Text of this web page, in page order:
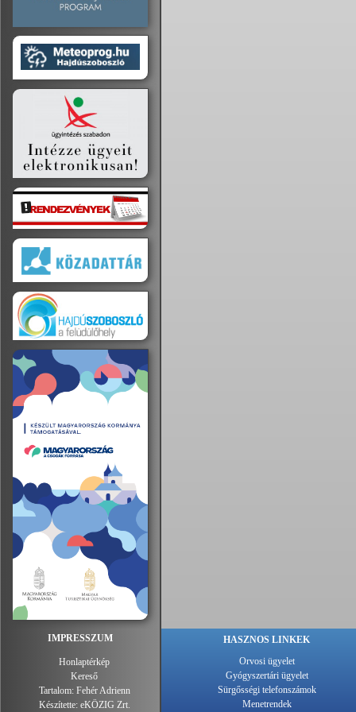
IMPRESSZUM
Honlaptérkép
Kereső
Tartalom: Fehér Adrienn
Készítette: eKÖZIG Zrt.
HASZNOS LINKEK
Orvosi ügyelet
Gyógyszertári ügyelet
Sürgősségi telefonszámok
Menetrendek